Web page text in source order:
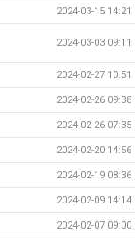
2024-03-15 14:21
2024-03-03 09:11
2024-02-27 10:51
2024-02-26 09:38
2024-02-26 07:35
2024-02-20 14:56
2024-02-19 08:36
2024-02-09 14:14
2024-02-07 09:00